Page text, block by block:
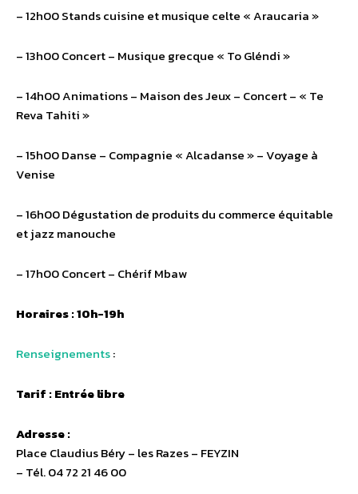
– 12h00 Stands cuisine et musique celte « Araucaria »
– 13h00 Concert – Musique grecque « To Gléndi »
– 14h00 Animations – Maison des Jeux – Concert – « Te
Reva Tahiti »
– 15h00 Danse – Compagnie « Alcadanse » – Voyage à
Venise
– 16h00 Dégustation de produits du commerce équitable
et jazz manouche
– 17h00 Concert – Chérif Mbaw
Horaires : 10h-19h
Renseignements:
Tarif : Entrée libre
Adresse :
Place Claudius Béry – les Razes – FEYZIN
– Tél. 04 72 21 46 00